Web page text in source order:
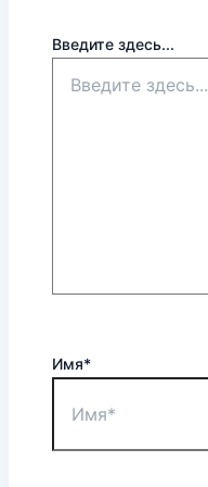
Введите здесь...
Имя*